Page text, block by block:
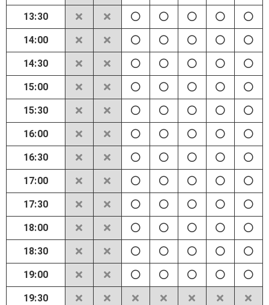
13:30
14:00
14:30
15:00
15:30
16:00
16:30
17:00
17:30
18:00
18:30
19:00
19:30